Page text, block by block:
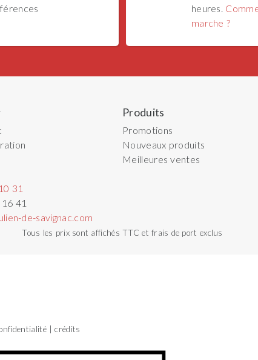
heures.
marche ?
31
41
de-savignac.com
Produits
Promotions
Nouveaux produits
Meilleures ventes
Tous les prix sont affichés TTC et frais de port exclus
crédits